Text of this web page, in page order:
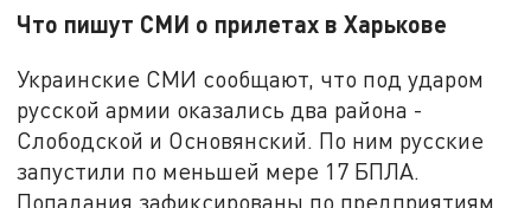
Что пишут СМИ о прилетах в Харькове
Украинские СМИ сообщают, что под ударом
русской армии оказались два района -
Слободской и Основянский. По ним русские
запустили по меньшей мере 17 БПЛА.
Попадания зафиксированы по предприятиям.